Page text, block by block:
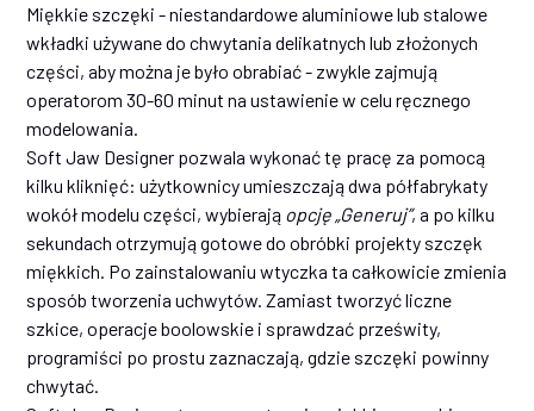
Miękkie szczęki - niestandardowe aluminiowe lub stalowe
wkładki używane do chwytania delikatnych lub złożonych
części, aby można je było obrabiać - zwykle zajmują
operatorom 30-60 minut na ustawienie w celu ręcznego
modelowania.
Soft Jaw Designer pozwala wykonać tę pracę za pomocą
kilku kliknięć: użytkownicy umieszczają dwa półfabrykaty
wokół modelu części, wybierają opcję „Generuj”, a po kilku
sekundach otrzymują gotowe do obróbki projekty szczęk
miękkich. Po zainstalowaniu wtyczka ta całkowicie zmienia
sposób tworzenia uchwytów. Zamiast tworzyć liczne
szkice, operacje boolowskie i sprawdzać prześwity,
programiści po prostu zaznaczają, gdzie szczęki powinny
chwytać.